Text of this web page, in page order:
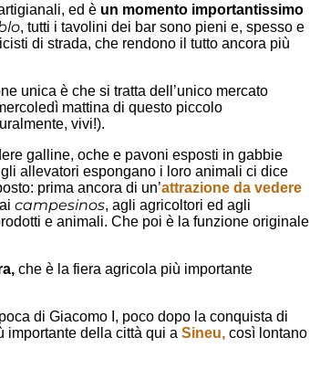
ed è un momento importantissimo
, tutti i tavolini dei bar sono pieni e, spesso e
di strada, che rendono il tutto ancora più
unica è che si tratta dell’unico mercato
mattina di questo piccolo
vivi!).
galline, oche e pavoni esposti in gabbie
allevatori espongano i loro animali ci dice
prima ancora di un’attrazione da vedere
campesinos, agli agricoltori ed agli
e animali. Che poi è la funzione originale
che è la fiera agricola più importante
di Giacomo I, poco dopo la conquista di
importante della città qui a Sineu, così lontano